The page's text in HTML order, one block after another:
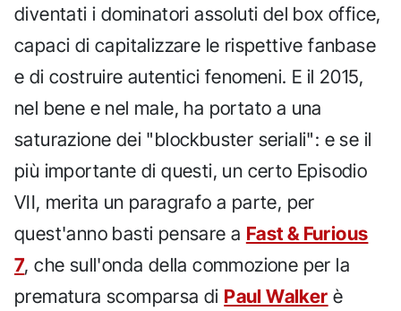
diventati i dominatori assoluti del box office,
capaci di capitalizzare le rispettive fanbase
e di costruire autentici fenomeni. E il 2015,
nel bene e nel male, ha portato a una
saturazione dei "blockbuster seriali": e se il
più importante di questi, un certo Episodio
VII, merita un paragrafo a parte, per
quest'anno basti pensare a Fast & Furious
7, che sull'onda della commozione per la
prematura scomparsa di Paul Walker è